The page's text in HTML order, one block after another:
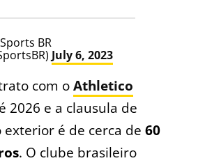
BR
July 6, 2023
com oAthletico
2026 e a clausula de
exterior é de cerca de 60
. O clube brasileiro